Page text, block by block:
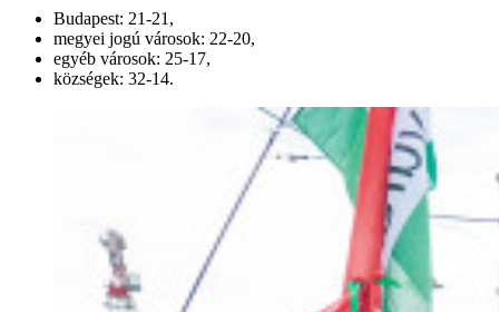
Budapest: 21-21,
megyei jogú városok: 22-20,
egyéb városok: 25-17,
községek: 32-14.